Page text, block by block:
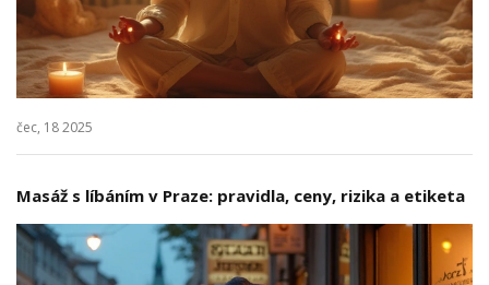
čec, 18 2025
Masáž s líbáním v Praze: pravidla, ceny, rizika a etiketa